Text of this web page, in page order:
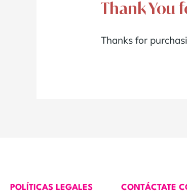
Thank You
Thanks for
POLÍTICAS LEGALES CONTÁCTATE